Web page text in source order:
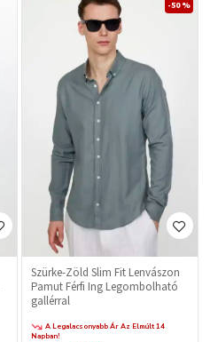
-50 %
Szürke-Zöld Slim Fit Lenvászon
Pamut Férfi Ing Legombolható
gallérral
A Legalacsonyabb Ár Az Elmúlt 14
Napban!